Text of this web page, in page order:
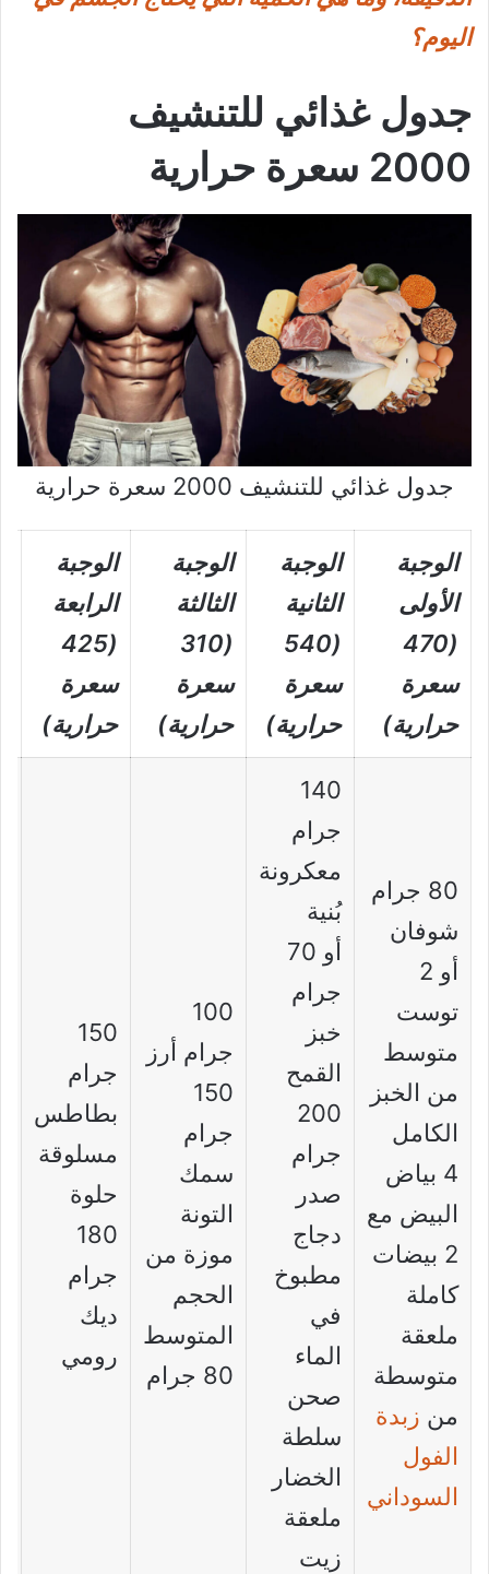
اليوم؟
جدول غذائي للتنشيف
2000 سعرة حرارية
جدول غذائي للتنشيف 2000 سعرة حرارية
الوجبة
الأولى
(470
سعرة
حرارية)
الوجبة
الثانية
(540
سعرة
حرارية)
الوجبة
الثالثة
(310
سعرة
حرارية)
الوجبة
الرابعة
(425
سعرة
حرارية)
80 جرام
شوفان
أو 2
توست
متوسط
من الخبز
الكامل
4 بياض
البيض مع
2 بيضات
كاملة
ملعقة
متوسطة
من زبدة
الفول
السوداني
140
جرام
معكرونة
بُنية
أو 70
جرام
خبز
القمح
200
جرام
صدر
دجاج
مطبوخ
في
الماء
صحن
سلطة
الخضار
ملعقة
زيت
100
جرام أرز
150
جرام
سمك
التونة
موزة من
الحجم
المتوسط
80 جرام
150
جرام
بطاطس
مسلوقة
حلوة
180
جرام
ديك
رومي